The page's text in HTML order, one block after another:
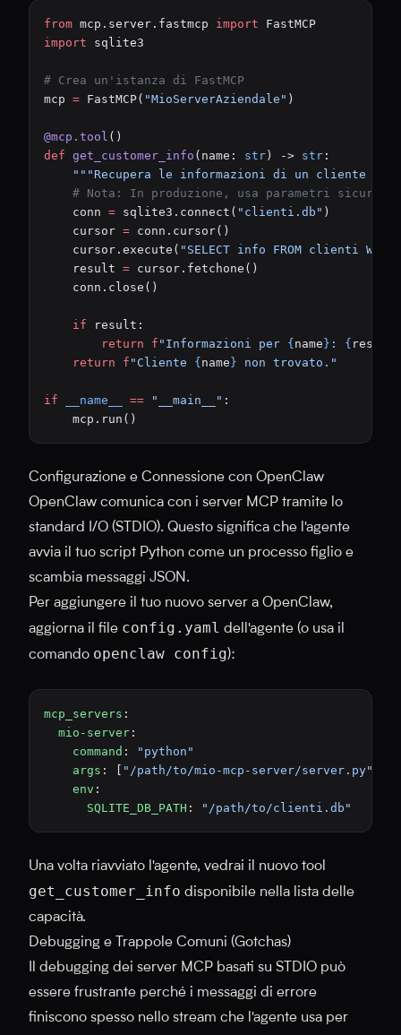
from mcp.server.fastmcp import FastMCP
import sqlite3
# Crea un'istanza di FastMCP
mcp = FastMCP( "MioServerAziendale" )
@mcp.tool ()
def get_customer_info (name: str ) -> str :
"""Recupera le informazioni di un cliente dal
# Nota: In produzione, usa parametri sicuri
    conn
= sqlite3.connect( "clienti.db" )
    cursor
= conn.cursor()
    cursor.execute(
"SELECT info FROM clienti
    result
= cursor.fetchone()
    conn.close()
    if
result:
        return
f "Informazioni per { name } : { result[
    return
f "Cliente { name } non trovato."
if __name__ == "__main__" :
    mcp.run()
Configurazione e Connessione con OpenClaw
OpenClaw comunica con i server MCP tramite lo
standard I/O (STDIO). Questo significa che l'agente
avvia il tuo script Python come un processo figlio e
scambia messaggi JSON.
Per aggiungere il tuo nuovo server a OpenClaw,
aggiorna il file config.yaml dell'agente (o usa il
comando openclaw config):
mcp_servers :
  mio-server
:
    command
:
"python"
    args
: [ "/path/to/mio-mcp-server/server.py"
    env
:
      SQLITE_DB_PATH
: "/path/to/clienti.db"
Una volta riavviato l'agente, vedrai il nuovo tool
get_customer_info disponibile nella lista delle
capacità.
Debugging e Trappole Comuni (Gotchas)
Il debugging dei server MCP basati su STDIO può
essere frustrante perché i messaggi di errore
finiscono spesso nello stream che l'agente usa per